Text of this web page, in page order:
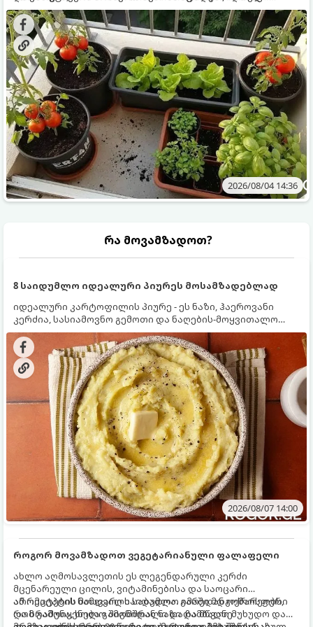
ყოველდღიურად ახალ, არომატულ მწვანილსა და
ბოსტნეულს მოკრეფთ.
კულტურები ეგუებიან ქოთნის პირობებს ყველაზე კარგად
და როგორ მოუაროთ მათ სწორად.
2026/08/04 14:36
რა მოვამზადოთ?
8 საიდუმლო იდეალური პიურეს მოსამზადებლად
იდეალური კარტოფილის პიურე - ეს ნაზი, ჰაეროვანი
კერძია, სასიამოვნო გემოთი და ნაღების-მოყვითალო
ფერით. მისი მომზადება ძალიან მარტივია, მაგრამ
არსებობს რამდენიმე საიდუმლო, რომლებიც უნდა
იცოდეთ, რომ პიურე იდეალურად გემრიელი გამოვიდეს.
2026/08/07 14:00
როგორ მოვამზადოთ ვეგეტარიანული ფალაფელი
ახლო აღმოსავლეთის ეს ლეგენდარული კერძი
მცენარეული ცილის, ვიტამინებისა და საოცარი
არომატების ნამდვილი საბადოა. გარედან ოქროსფერი
და ხრაშუნა, ხოლო შიგნიდან ნაზი და მწვანე
ამ რეცეპტის მთავარი საიდუმლო იმაში მდგომარეობს,
რომ გამოიყენება გამომშრალი და ჩამბალი მუხუდო და